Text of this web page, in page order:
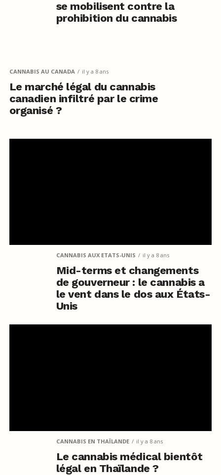
se mobilisent contre la
prohibition du cannabis
CANNABIS AU CANADA il y a 8 ans
Le marché légal du cannabis
canadien infiltré par le crime
organisé ?
CANNABIS AUX ETATS-UNIS il y a 8 ans
Mid-terms et changements
de gouverneur : le cannabis a
le vent dans le dos aux États-
Unis
CANNABIS EN THAÏLANDE il y a 8 ans
Le cannabis médical bientôt
légal en Thaïlande ?